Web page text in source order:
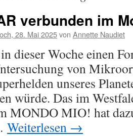
verbunden im
28. Mai 2025von Annette Naudiet
dieser Woche einen
von
unseres
würde. Das im
MONDO MIO! hat
Weiterlesen →